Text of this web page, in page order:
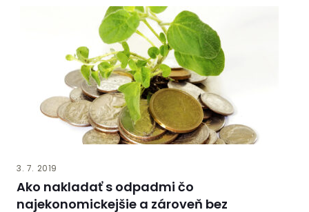
3. 7. 2019
Ako nakladať s odpadmi čo
najekonomickejšie a zároveň bez